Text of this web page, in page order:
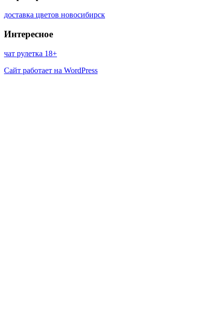
доставка цветов новосибирск
Интересное
чат рулетка 18+
Сайт работает на WordPress